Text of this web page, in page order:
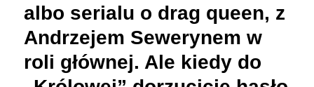
albo serialu o drag queen, z
Andrzejem Sewerynem w
roli głównej. Ale kiedy do